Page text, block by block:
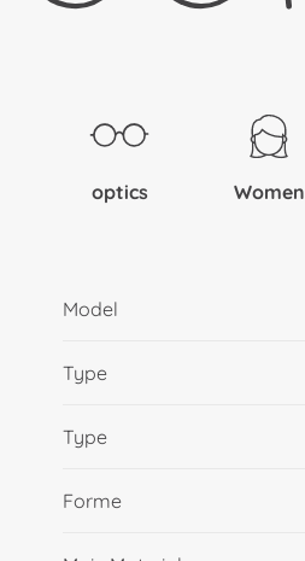
optics Women
Model
Type
Type
Forme